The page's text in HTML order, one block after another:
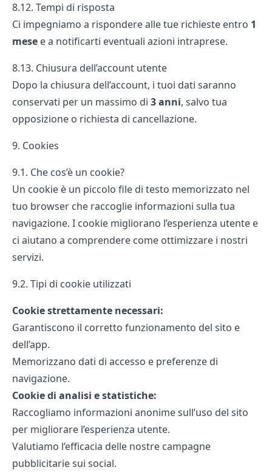
8.12. Tempi di risposta
Ci impegniamo a rispondere alle tue richieste entro 1
mese e a notificarti eventuali azioni intraprese.
8.13. Chiusura dell’account utente
Dopo la chiusura dell’account, i tuoi dati saranno
conservati per un massimo di 3 anni, salvo tua
opposizione o richiesta di cancellazione.
9. Cookies
9.1. Che cos’è un cookie?
Un cookie è un piccolo file di testo memorizzato nel
tuo browser che raccoglie informazioni sulla tua
navigazione. I cookie migliorano l’esperienza utente e
ci aiutano a comprendere come ottimizzare i nostri
servizi.
9.2. Tipi di cookie utilizzati
Cookie strettamente necessari:
Garantiscono il corretto funzionamento del sito e
dell’app.
Memorizzano dati di accesso e preferenze di
navigazione.
Cookie di analisi e statistiche:
Raccogliamo informazioni anonime sull’uso del sito
per migliorare l’esperienza utente.
Valutiamo l’efficacia delle nostre campagne
pubblicitarie sui social.